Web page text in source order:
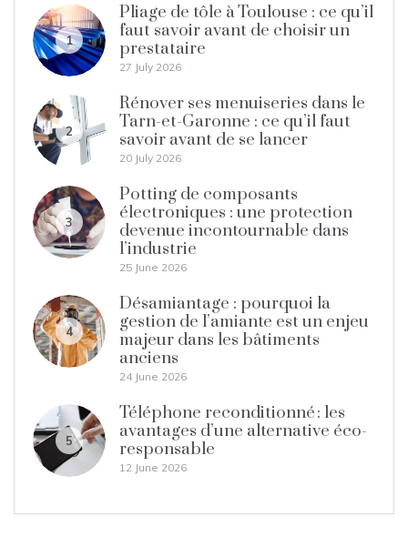
1
Pliage de tôle à Toulouse : ce qu’il
faut savoir avant de choisir un
prestataire
27 July 2026
2
Rénover ses menuiseries dans le
Tarn-et-Garonne : ce qu’il faut
savoir avant de se lancer
20 July 2026
3
Potting de composants
électroniques : une protection
devenue incontournable dans
l’industrie
25 June 2026
4
Désamiantage : pourquoi la
gestion de l’amiante est un enjeu
majeur dans les bâtiments
anciens
24 June 2026
5
Téléphone reconditionné : les
avantages d’une alternative éco-
responsable
12 June 2026